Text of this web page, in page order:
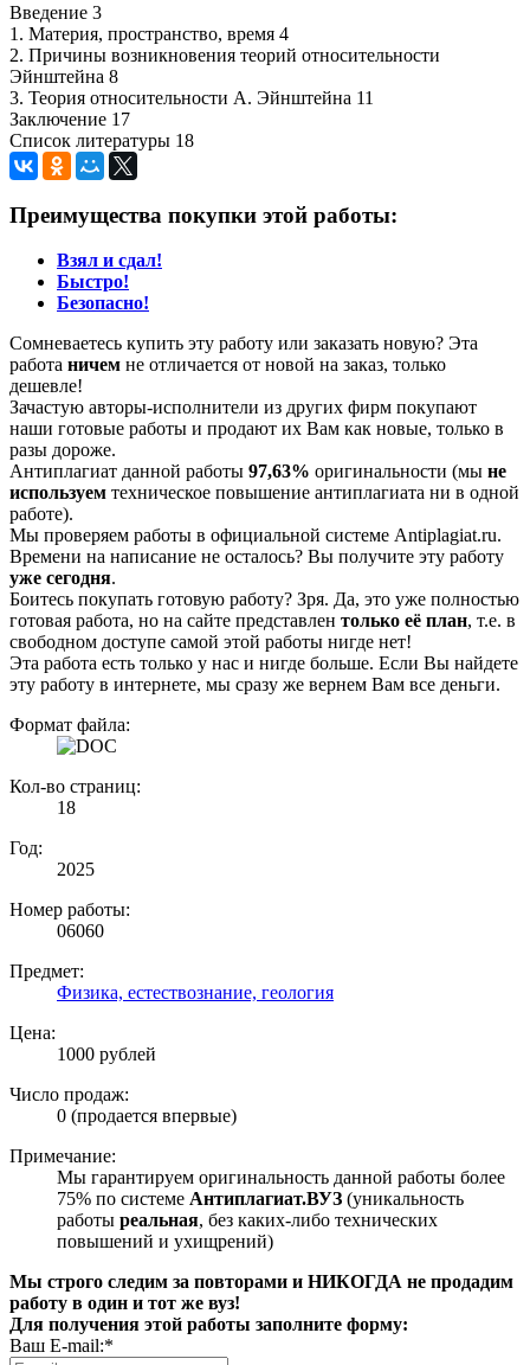
Введение 3
1. Материя, пространство, время 4
2. Причины возникновения теорий относительности
Эйнштейна 8
3. Теория относительности А. Эйнштейна 11
Заключение 17
Список литературы 18
Преимущества покупки этой работы:
Взял и сдал!
Быстро!
Безопасно!
Сомневаетесь купить эту работу или заказать новую? Эта
работа ничем не отличается от новой на заказ, только
дешевле!
Зачастую авторы-исполнители из других фирм покупают
наши готовые работы и продают их Вам как новые, только в
разы дороже.
Антиплагиат данной работы 97,63% оригинальности (мы не
используем техническое повышение антиплагиата ни в одной
работе).
Мы проверяем работы в официальной системе Аntiplagiat.ru.
Времени на написание не осталось? Вы получите эту работу
уже сегодня.
Боитесь покупать готовую работу? Зря. Да, это уже полностью
готовая работа, но на сайте представлен только её план, т.е. в
свободном доступе самой этой работы нигде нет!
Эта работа есть только у нас и нигде больше. Если Вы найдете
эту работу в интернете, мы сразу же вернем Вам все деньги.
Формат файла:
Кол-во страниц:
18
Год:
2025
Номер работы:
06060
Предмет:
Физика, естествознание, геология
Цена:
1000 рублей
Число продаж:
0 (продается впервые)
Примечание:
Мы гарантируем оригинальность данной работы более
75% по системе Антиплагиат.ВУЗ (уникальность
работы реальная, без каких-либо технических
повышений и ухищрений)
Мы строго следим за повторами и НИКОГДА не продадим
работу в один и тот же вуз!
Для получения этой работы заполните форму:
Ваш E-mail:*